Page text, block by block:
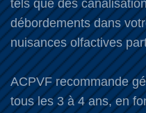
tels que des
débordements dans
nuisances olfactives
ACPVF recommande
tous les 3 à 4 ans, en